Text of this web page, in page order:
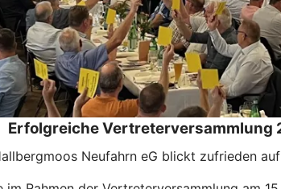
Erfolgreiche Vertreterversammlung
Neufahrn eG blickt zufrieden